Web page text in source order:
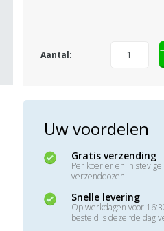
Aantal:
Uw voordelen
Gratis verzending
Per koerier en in stevige
verzenddozen
Snelle levering
Op werkdagen voor
besteld is dezelfde dag